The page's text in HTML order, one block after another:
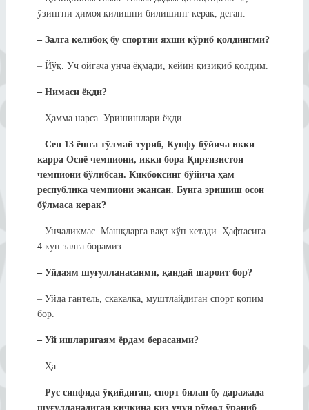
ўзингни ҳимоя қилишни билишинг керак, деган.
– Залга келибоқ бу спортни яхши кўриб қолдингми?
– Йўқ. Уч ойгача унча ёқмади, кейин қизиқиб қолдим.
– Нимаси ёқди?
– Ҳамма нарса. Уришишлари ёқди.
– Сен 13 ёшга тўлмай туриб, Кунфу бўйича икки
карра Осиё чемпиони, икки бора Қирғизистон
чемпиони бўлибсан. Кикбоксинг бўйича ҳам
республика чемпиони экансан. Бунга эришиш осон
бўлмаса керак?
– Унчаликмас. Машқларга вақт кўп кетади. Ҳафтасига
4 кун залга борамиз.
– Уйдаям шуғулланасанми, қандай шароит бор?
– Уйда гантель, скакалка, муштлайдиган спорт қопим
бор.
– Уй ишларигаям ёрдам берасанми?
– Ҳа.
– Рус синфида ўқийдиган, спорт билан бу даражада
шуғулланадиган кичкина қиз учун рўмол ўраниб